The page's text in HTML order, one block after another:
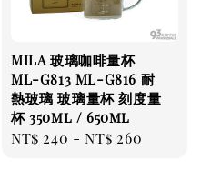
MILA 玻璃咖啡量杯
ML-G813 ML-G816 耐
熱玻璃 玻璃量杯 刻度量
杯 350ml / 650ml
Regular
NT$ 240 -NT$ 260